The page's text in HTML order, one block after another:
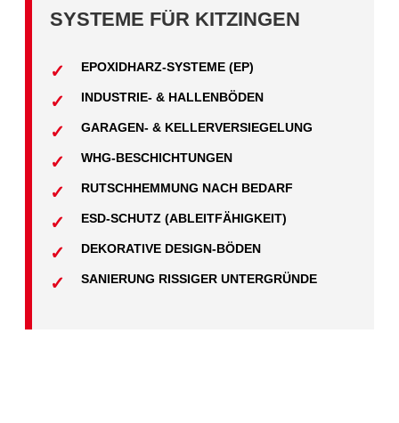
SYSTEME FÜR KITZINGEN
EPOXIDHARZ-SYSTEME (EP)
INDUSTRIE- & HALLENBÖDEN
GARAGEN- & KELLERVERSIEGELUNG
WHG-BESCHICHTUNGEN
RUTSCHHEMMUNG NACH BEDARF
ESD-SCHUTZ (ABLEITFÄHIGKEIT)
DEKORATIVE DESIGN-BÖDEN
SANIERUNG RISSIGER UNTERGRÜNDE